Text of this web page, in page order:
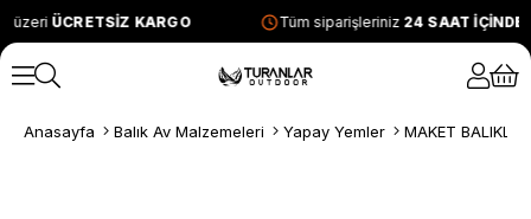
üzeriÜCRETSİZ KARGO Tüm siparişleriniz24 SAAT İÇİNDE
Anasayfa Balık Av Malzemeleri Yapay Yemler MAKET BALIKLAR